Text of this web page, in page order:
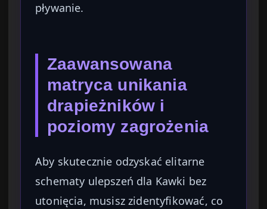
pływanie.
Zaawansowana
matryca unikania
drapieżników i
poziomy zagrożenia
Aby skutecznie odzyskać elitarne
schematy ulepszeń dla Kawki bez
utonięcia, musisz zidentyfikować, co